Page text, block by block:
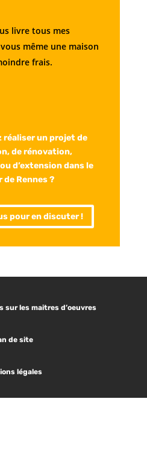
livre tous mes
même une maison
frais.
réaliser un projet de
de rénovation,
d’extension dans le
de Rennes ?
pour en discuter !
sur les maitres d’oeuvres
de site
légales